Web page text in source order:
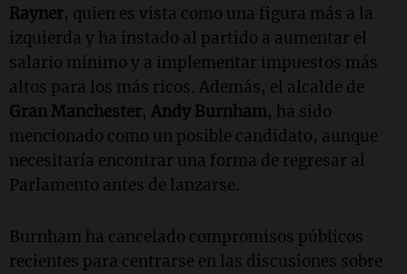
Rayner, quien es vista como una figura más a la
izquierda y ha instado al partido a aumentar el
salario mínimo y a implementar impuestos más
altos para los más ricos. Además, el alcalde de
Gran Manchester, Andy Burnham, ha sido
mencionado como un posible candidato, aunque
necesitaría encontrar una forma de regresar al
Parlamento antes de lanzarse.
Burnham ha cancelado compromisos públicos
recientes para centrarse en las discusiones sobre